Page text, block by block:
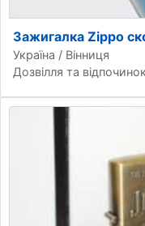
Зажигалка Zippo
Україна / Вінниця
Дозвілля та